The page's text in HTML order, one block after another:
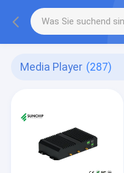
Media Player (287)